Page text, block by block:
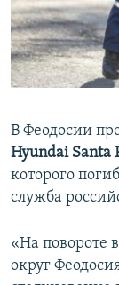
ПОБЕДИТЕЛЕЙ
ELIFBE
Все сайты
В Феодосии
Hyundai Santa
которого
служба
«На повороте
округ